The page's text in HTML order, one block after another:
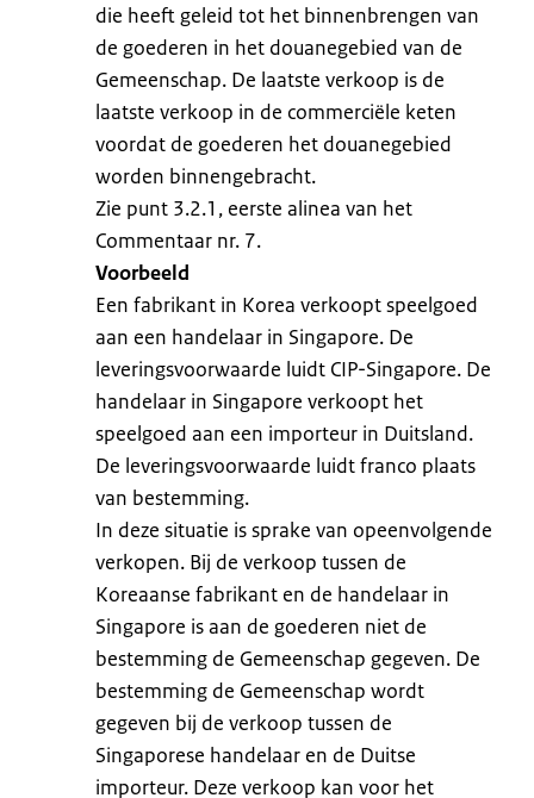
die heeft geleid tot het binnenbrengen van
de goederen in het douanegebied van de
Gemeenschap. De laatste verkoop is de
laatste verkoop in de commerciële keten
voordat de goederen het douanegebied
worden binnengebracht.
Zie punt 3.2.1, eerste alinea van het
Commentaar nr. 7.
Voorbeeld
Een fabrikant in Korea verkoopt speelgoed
aan een handelaar in Singapore. De
leveringsvoorwaarde luidt CIP-Singapore. De
handelaar in Singapore verkoopt het
speelgoed aan een importeur in Duitsland.
De leveringsvoorwaarde luidt franco plaats
van bestemming.
In deze situatie is sprake van opeenvolgende
verkopen. Bij de verkoop tussen de
Koreaanse fabrikant en de handelaar in
Singapore is aan de goederen niet de
bestemming de Gemeenschap gegeven. De
bestemming de Gemeenschap wordt
gegeven bij de verkoop tussen de
Singaporese handelaar en de Duitse
importeur. Deze verkoop kan voor het